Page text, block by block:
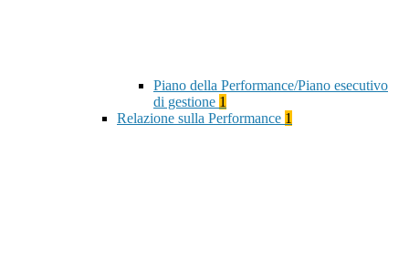
Piano della Performance/Piano esecutivo
di gestione 1
Relazione sulla Performance 1